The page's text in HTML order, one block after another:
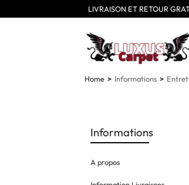
LIVRAISON ET RETOUR
Home Informations
Informations
A propos